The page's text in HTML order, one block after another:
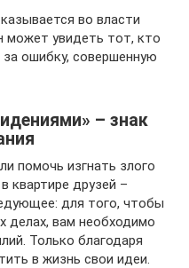
во власти
может увидеть тот, кто
ошибку, совершенную
– знак
помочь изгнать злого
квартире друзей –
для того, чтобы
вам необходимо
Только благодаря
в жизнь свои идеи.